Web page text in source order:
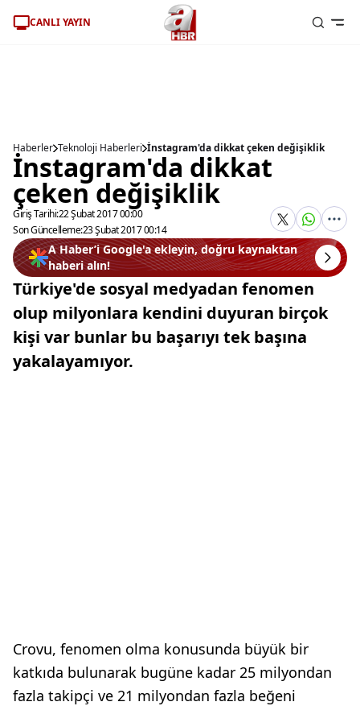
CANLI YAYIN
Haberler Teknoloji Haberleri İnstagram'da dikkat çeken değişiklik
İnstagram'da dikkat
çeken değişiklik
Giriş Tarihi:22 Şubat 2017 00:00
Son Güncelleme:23 Şubat 2017 00:14
A Haber’i Google'a ekleyin, doğru kaynaktan
haberi alın!
Türkiye'de sosyal medyadan fenomen
olup milyonlara kendini duyuran birçok
kişi var bunlar bu başarıyı tek başına
yakalayamıyor.
Crovu, fenomen olma konusunda büyük bir
katkıda bulunarak bugüne kadar 25 milyondan
fazla takipçi ve 21 milyondan fazla beğeni